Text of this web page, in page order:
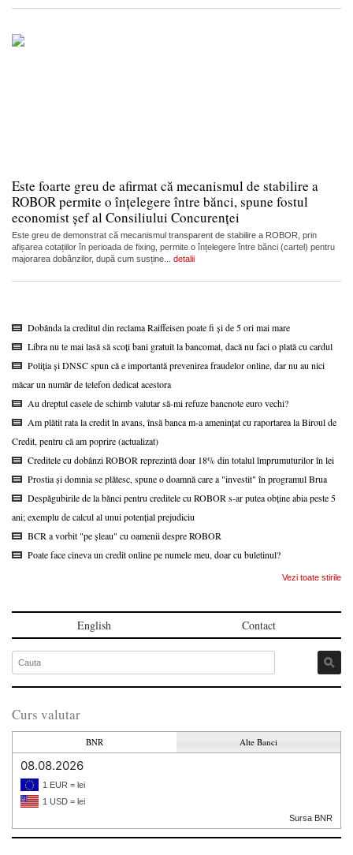
Este foarte greu de afirmat că mecanismul de stabilire a
ROBOR permite o înțelegere între bănci, spune fostul
economist șef al Consiliului Concurenței
Este greu de demonstrat că mecanismul transparent de stabilire a ROBOR, prin
afișarea cotațiilor în perioada de fixing, permite o înțelegere între bănci (cartel) pentru
majorarea dobânzilor, după cum susține... detalii
Dobânda la creditul din reclama Raiffeisen poate fi și de 5 ori mai mare
Libra nu te mai lasă să scoți bani gratuit la bancomat, dacă nu faci o plată cu cardul
Poliția și DNSC spun că e importantă prevenirea fraudelor online, dar nu au nici
măcar un număr de telefon dedicat acestora
Au dreptul casele de schimb valutar să-mi refuze bancnote euro vechi?
Am plătit rata la credit în avans, însă banca m-a amenințat cu raportarea la Biroul de
Credit, pentru că am poprire (actualizat)
Creditele cu dobânzi ROBOR reprezintă doar 18% din totalul împrumuturilor în lei
Prostia și domnia se plătesc, spune o doamnă care a "investit" în programul Brua
Despăgubirile de la bănci pentru creditele cu ROBOR s-ar putea obține abia peste 5
ani; exemplu de calcul al unui potențial prejudiciu
BCR a vorbit "pe șleau" cu oamenii despre ROBOR
Poate face cineva un credit online pe numele meu, doar cu buletinul?
Vezi toate stirile
English Contact
Curs valutar
BNR Alte Banci
08.08.2026
1 EUR = lei
1 USD = lei
Sursa BNR